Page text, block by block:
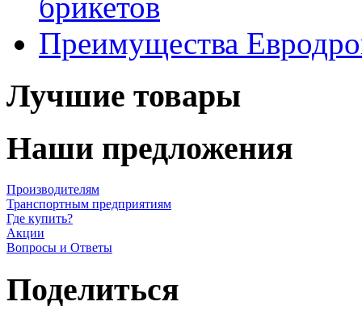
Преимущества
Лучшие товары
Наши предложения
Производителям
Транспортным предприятиям
Где купить?
Акции
Вопросы и Ответы
Поделиться